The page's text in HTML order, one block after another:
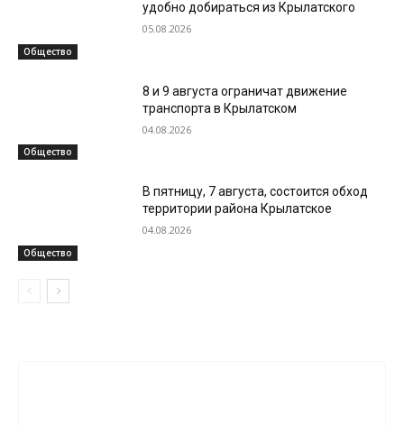
Общество
удобно добираться из Крылатского
05.08.2026
Общество
8 и 9 августа ограничат движение
транспорта в Крылатском
04.08.2026
Общество
В пятницу, 7 августа, состоится обход
территории района Крылатское
04.08.2026